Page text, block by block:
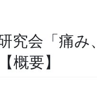
究会「痛
概要】